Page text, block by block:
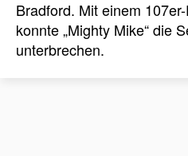
Bradford. Mit einem
konnte „Mighty Mike“ die
unterbrechen.